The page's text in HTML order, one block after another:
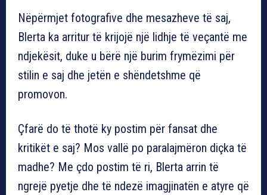
Nëpërmjet fotografive dhe mesazheve të saj,
Blerta ka arritur të krijojë një lidhje të veçantë me
ndjekësit, duke u bërë një burim frymëzimi për
stilin e saj dhe jetën e shëndetshme që
promovon.
Çfarë do të thotë ky postim për fansat dhe
kritikët e saj? Mos vallë po paralajmëron diçka të
madhe? Me çdo postim të ri, Blerta arrin të
ngrejë pyetje dhe të ndezë imagjinatën e atyre që